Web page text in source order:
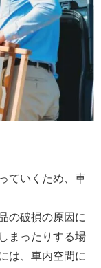
ていくため、車
の破損の原因に
まったりする場
は、車内空間に